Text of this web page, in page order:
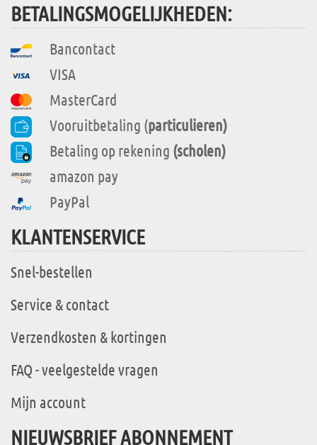
BETALINGSMOGELIJKHEDEN:
Bancontact
VISA
MasterCard
Vooruitbetaling (particulieren)
Betaling op rekening (scholen)
amazon pay
PayPal
KLANTENSERVICE
Snel-bestellen
Service & contact
Verzendkosten & kortingen
FAQ - veelgestelde vragen
Mijn account
NIEUWSBRIEF ABONNEMENT